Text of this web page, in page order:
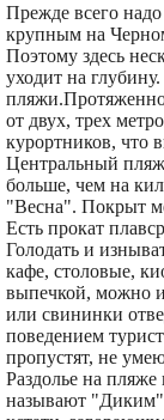
Прежде всего надо
крупным на
Поэтому здесь
уходит на
от двух, трех
курортников, что
Центральный
больше, чем на
"Весна". Покрыт
Есть прокат
Голодать и
кафе, столовые,
выпечкой, можно
или свининки
поведением
пропустят, не
Раздолье на
называют "Диким".